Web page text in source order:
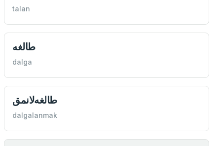
talan
طالغه
dalga
طالغه‌لانمق
dalgalanmak